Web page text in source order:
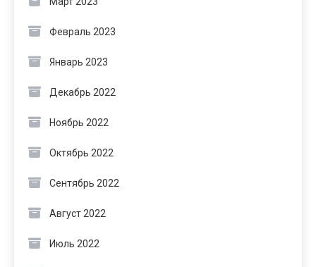
Февраль 2023
Январь 2023
Декабрь 2022
Ноябрь 2022
Октябрь 2022
Сентябрь 2022
Август 2022
Июль 2022